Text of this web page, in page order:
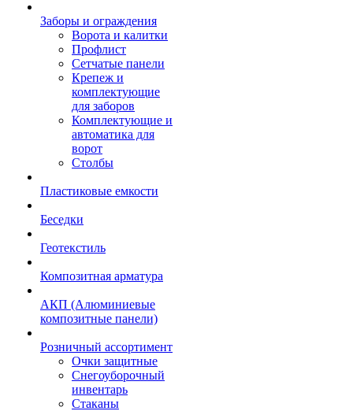
Заборы и ограждения
Ворота и калитки
Профлист
Сетчатые панели
Крепеж и
комплектующие
для заборов
Комплектующие и
автоматика для
ворот
Столбы
Пластиковые емкости
Беседки
Геотекстиль
Композитная арматура
АКП (Алюминиевые
композитные панели)
Розничный ассортимент
Очки защитные
Снегоуборочный
инвентарь
Стаканы